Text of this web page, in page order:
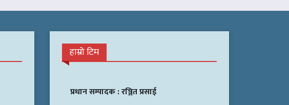
हाम्रो टिम
प्रधान सम्पादक :रञ्जित प्रसाई